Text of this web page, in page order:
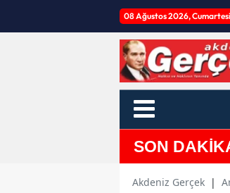
08 Ağustos 2026, Cumartesi
SON
Akdeniz Gerçek |